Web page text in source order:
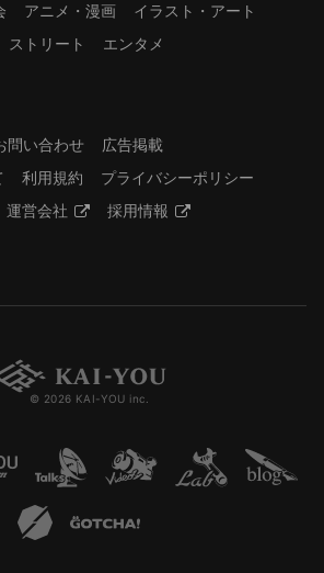
アニメ・漫画
イラスト・アート
ストリート エンタメ
問い合わせ
広告掲載
利用規約
プライバシーポリシー
運営会社 採用情報
© 2026 KAI-YOU inc.